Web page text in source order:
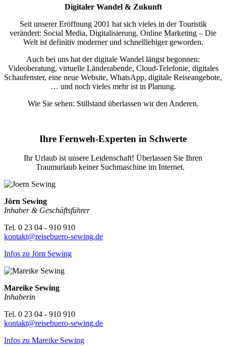
Digitaler Wandel & Zukunft
Seit unserer Eröffnung 2001 hat sich vieles in der Touristik
verändert: Social Media, Digitalisierung, Online Marketing – Die
Welt ist definitiv moderner und schnelllebiger geworden.
Auch bei uns hat der digitale Wandel längst begonnen:
Videoberatung, virtuelle Länderabende, Cloud-Telefonie, digitales
Schaufenster, eine neue Website, WhatsApp, digitale Reiseangebote,
… und noch vieles mehr ist in Planung.
Wie Sie sehen: Stillstand überlassen wir den Anderen.
Ihre Fernweh-Experten in Schwerte
Ihr Urlaub ist unsere Leidenschaft! Überlassen Sie Ihren
Traumurlaub keiner Suchmaschine im Internet.
Jörn Sewing
Inhaber & Geschäftsführer
Tel. 0 23 04 - 910 910
kontakt@reisebuero-sewing.de
Infos zu Jörn Sewing
Mareike Sewing
Inhaberin
Tel. 0 23 04 - 910 910
kontakt@reisebuero-sewing.de
Infos zu Mareike Sewing